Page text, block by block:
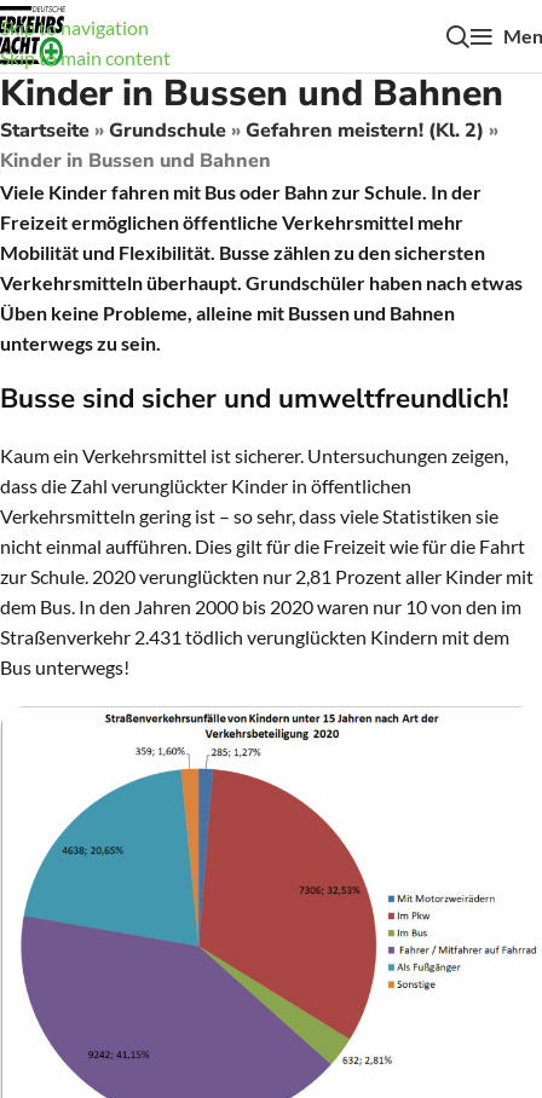
Skip to navigation
Skip to main content
Kinder in Bussen und Bahnen
Startseite»Grundschule»Gefahren meistern! (Kl. 2) »
Kinder in Bussen und Bahnen
Viele Kinder fahren mit Bus oder Bahn zur Schule. In der
Freizeit ermöglichen öffentliche Verkehrsmittel mehr
Mobilität und Flexibilität. Busse zählen zu den sichersten
Verkehrsmitteln überhaupt. Grundschüler haben nach etwas
Üben keine Probleme, alleine mit Bussen und Bahnen
unterwegs zu sein.
Busse sind sicher und umweltfreundlich!
Kaum ein Verkehrsmittel ist sicherer. Untersuchungen zeigen,
dass die Zahl verunglückter Kinder in öffentlichen
Verkehrsmitteln gering ist – so sehr, dass viele Statistiken sie
nicht einmal aufführen. Dies gilt für die Freizeit wie für die Fahrt
zur Schule. 2020 verunglückten nur 2,81 Prozent aller Kinder mit
dem Bus. In den Jahren 2000 bis 2020 waren nur 10 von den im
Straßenverkehr 2.431 tödlich verunglückten Kindern mit dem
Bus unterwegs!